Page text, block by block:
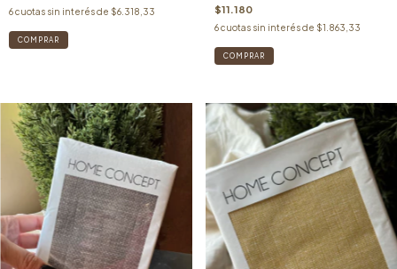
6cuotas sin interés de $6.318,33 $11.180
6 cuotas sin interés de $1.863,33